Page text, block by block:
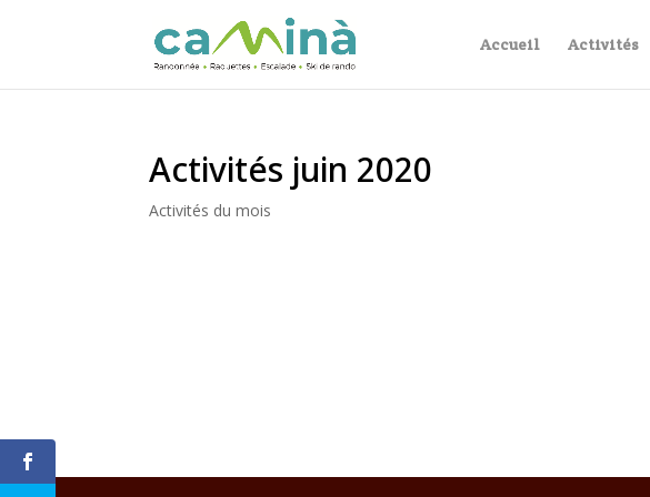
Accueil Activités
Activités juin 2020
Activités du mois